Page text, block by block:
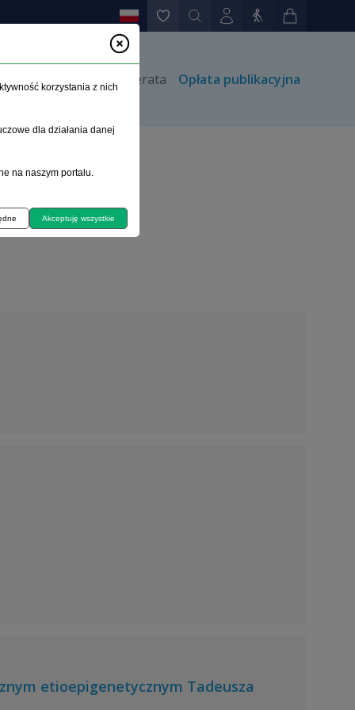
Kontakt Prenumerata Opłata publikacyjna
etioepigenetycznym Tadeusza
korzystania z nich
dla działania danej
na naszym portalu.
Akceptuję wszystkie